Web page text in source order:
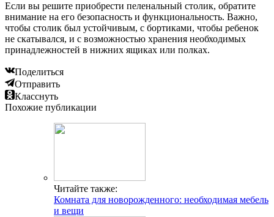
Если вы решите приобрести пеленальный столик, обратите
внимание на его безопасность и функциональность. Важно,
чтобы столик был устойчивым, с бортиками, чтобы ребенок
не скатывался, и с возможностью хранения необходимых
принадлежностей в нижних ящиках или полках.
Поделиться
Отправить
Класснуть
Похожие публикации
Читайте также:
Комната для новорожденного: необходимая мебель
и вещи